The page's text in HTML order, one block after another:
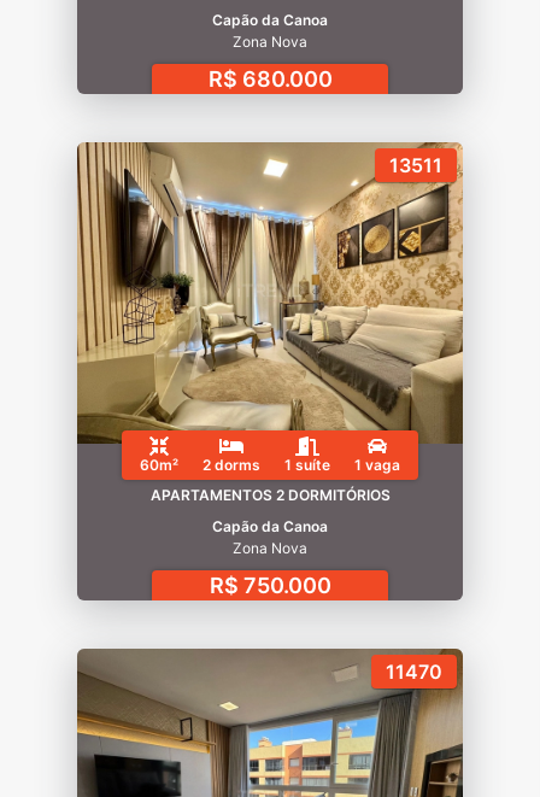
Capão da Canoa
Zona Nova
R$ 680.000
13511
60m² 2 dorms 1 suíte
1 vaga
APARTAMENTOS 2 DORMITÓRIOS
Capão da Canoa
Zona Nova
R$ 750.000
11470